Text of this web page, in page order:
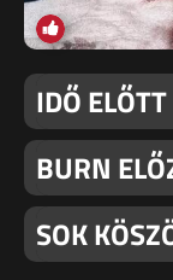
IDŐ
BURN
SOK